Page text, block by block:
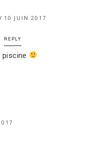
10 JUIN 2017
REPLY